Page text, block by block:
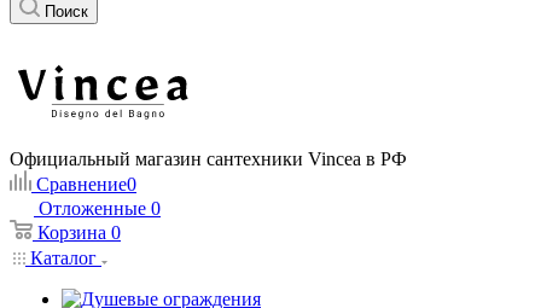
Поиск
Официальный магазин сантехники Vincea в РФ
Сравнение0
Отложенные 0
Корзина 0
Каталог